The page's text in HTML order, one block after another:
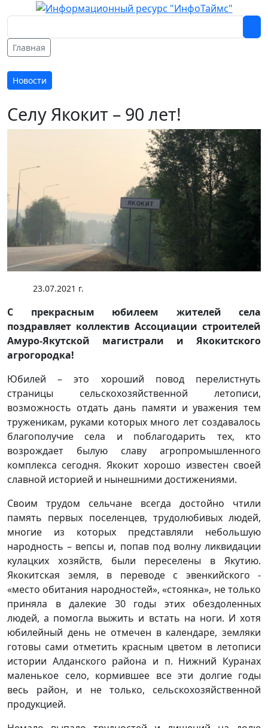
Главная
Новости
Селу Якокит – 90 лет!
23.07.2021 г.
С прекрасным юбилеем жителей села
поздравляет коллектив Ассоциации строителей
Амуро-Якутской магистрали и Якокитского
агрогородка!
Юбилей – это хороший повод перелистнуть
страницы сельскохозяйственной летописи,
возможность отдать дань памяти и уважения тем
труженикам, руками которых много лет создавалось
благополучие села и поблагодарить тех, кто
возрождает былую славу агропромышленного
комплекса сегодня. Якокит хорошо известен своей
славной историей и нынешними достижениями.
Своим трудом сельчане всегда достойно чтили
память первых поселенцев, трудолюбивых людей,
многие из которых представляли небольшую
народность – вепсы и, попав под волну ликвидации
кулацких хозяйств, были переселены в Якутию.
Якокитская земля, в переводе с эвенкийского -
«место обитания народностей», «стоянка», не только
приняла в далекие 30 годы этих обездоленных
людей, а помогла выжить и встать на ноги. И хотя
юбилейный день не отмечен в календаре, земляки
готовы сами отметить красным цветом в летописи
истории Алданского района и п. Нижний Куранах
маленькое село, кормившее все эти долгие годы
весь район, и не только, сельскохозяйственной
продукцией.